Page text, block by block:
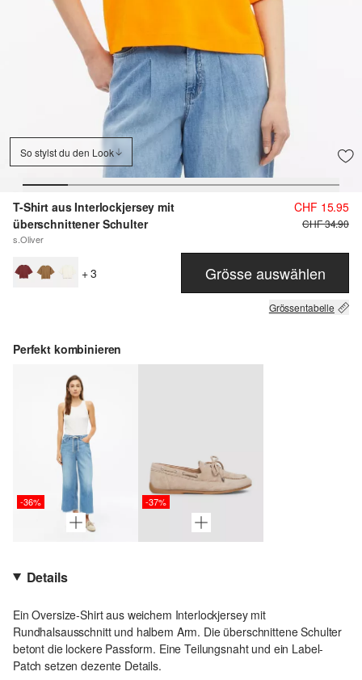
So stylst du den Look
T-Shirt aus Interlockjersey mit
überschnittener Schulter
s.Oliver
CHF 15.95
CHF 34.90
+ 3 Grösse auswählen
Grössentabelle
Perfekt kombinieren
-36% -37%
Details
Ein Oversize-Shirt aus weichem Interlockjersey mit
Rundhalsausschnitt und halbem Arm. Die überschnittene Schulter
betont die lockere Passform. Eine Teilungsnaht und ein Label-
Patch setzen dezente Details.